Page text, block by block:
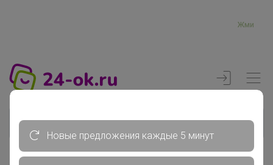
Жми
Новые предложения каждые 5 минут